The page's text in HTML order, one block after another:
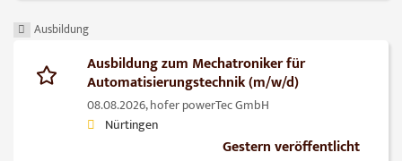
Ausbildung
Ausbildung zum Mechatroniker für
Automatisierungstechnik (m/w/d)
08.08.2026,hofer powerTec GmbH
Nürtingen
Gestern veröffentlicht